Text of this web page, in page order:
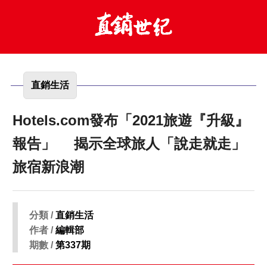
直銷生活
Hotels.com發布「2021旅遊『升級』
報告」 揭示全球旅人「說走就走」
旅宿新浪潮
分類 /直銷生活
作者 /編輯部
期數 /第337期